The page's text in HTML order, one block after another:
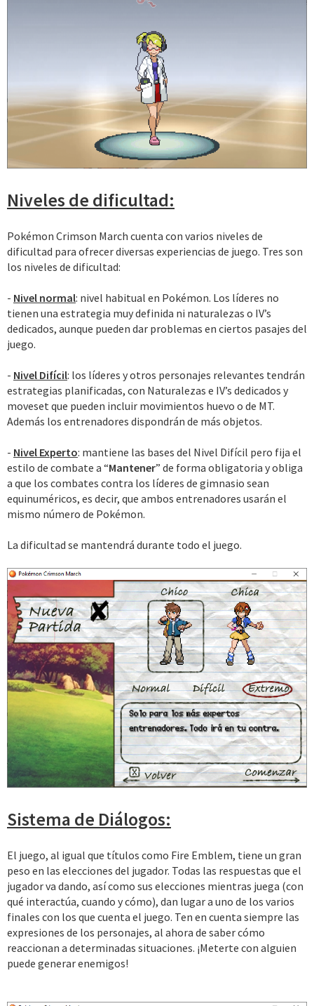
Niveles de dificultad:
Pokémon Crimson March cuenta con varios niveles de
dificultad para ofrecer diversas experiencias de juego. Tres son
los niveles de dificultad:
- Nivel normal: nivel habitual en Pokémon. Los líderes no
tienen una estrategia muy definida ni naturalezas o IV’s
dedicados, aunque pueden dar problemas en ciertos pasajes del
juego.
- Nivel Difícil: los líderes y otros personajes relevantes tendrán
estrategias planificadas, con Naturalezas e IV’s dedicados y
moveset que pueden incluir movimientos huevo o de MT.
Además los entrenadores dispondrán de más objetos.
- Nivel Experto: mantiene las bases del Nivel Difícil pero fija el
estilo de combate a “Mantener” de forma obligatoria y obliga
a que los combates contra los líderes de gimnasio sean
equinuméricos, es decir, que ambos entrenadores usarán el
mismo número de Pokémon.
La dificultad se mantendrá durante todo el juego.
Sistema de Diálogos:
El juego, al igual que títulos como Fire Emblem, tiene un gran
peso en las elecciones del jugador. Todas las respuestas que el
jugador va dando, así como sus elecciones mientras juega (con
qué interactúa, cuando y cómo), dan lugar a uno de los varios
finales con los que cuenta el juego. Ten en cuenta siempre las
expresiones de los personajes, al ahora de saber cómo
reaccionan a determinadas situaciones. ¡Meterte con alguien
puede generar enemigos!